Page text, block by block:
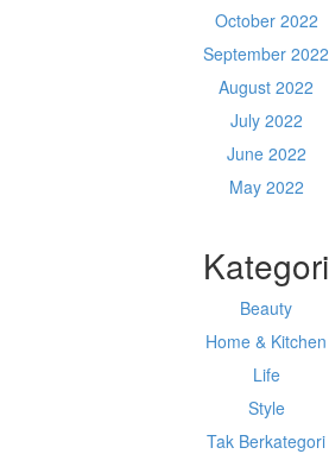
October 2022
September 2022
August 2022
July 2022
June 2022
May 2022
Kategori
Beauty
Home & Kitchen
Life
Style
Tak Berkategori